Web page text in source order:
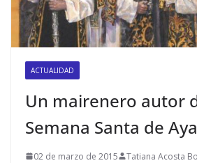
ACTUALIDAD
Un mairenero autor
Semana Santa de
02 de marzo de 2015 Tatiana Acosta